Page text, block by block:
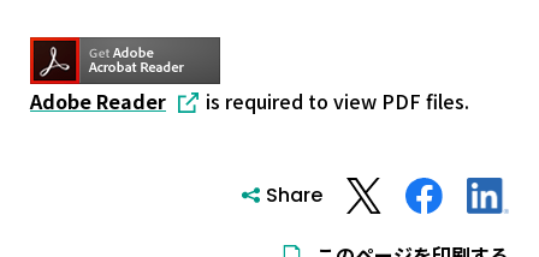
Adobe Reader is required to view PDF files.
Share